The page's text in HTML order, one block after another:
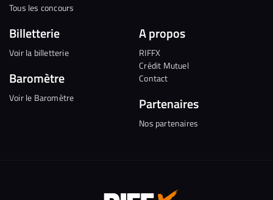
Tous les concours
Billetterie
Voir la billetterie
Baromètre
Voir le Baromètre
A propos
RIFFX
Crédit Mutuel
Contact
Partenaires
Nos partenaires